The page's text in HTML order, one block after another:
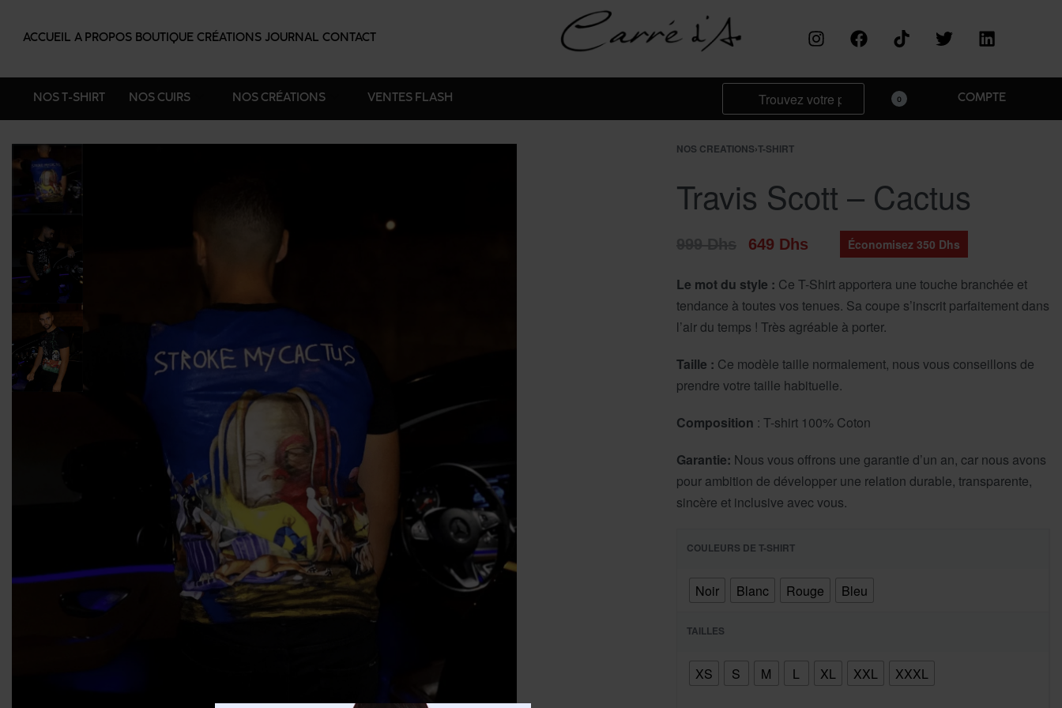
ACCUEIL A PROPOS BOUTIQUE CRÉATIONS JOURNAL CONTACT
NOS T-SHIRT NOS CUIRS NOS CRÉATIONS VENTES FLASH 0 COMPTE
NOS CREATIONS›T-SHIRT
Travis Scott – Cactus
649 Dhs Économisez 350 Dhs
Le mot du style : Ce T-Shirt apportera une touche branchée et
tendance à toutes vos tenues. Sa coupe s’inscrit parfaitement dans
l’air du temps ! Très agréable à porter.
Taille : Ce modèle taille normalement, nous vous conseillons de
prendre votre taille habituelle.
Composition : T-shirt 100% Coton
Garantie: Nous vous offrons une garantie d’un an, car nous avons
pour ambition de développer une relation durable, transparente,
sincère et inclusive avec vous.
COULEURS DE T-SHIRT
Noir Blanc Rouge Bleu
TAILLES
XS S M L XL XXL XXXL